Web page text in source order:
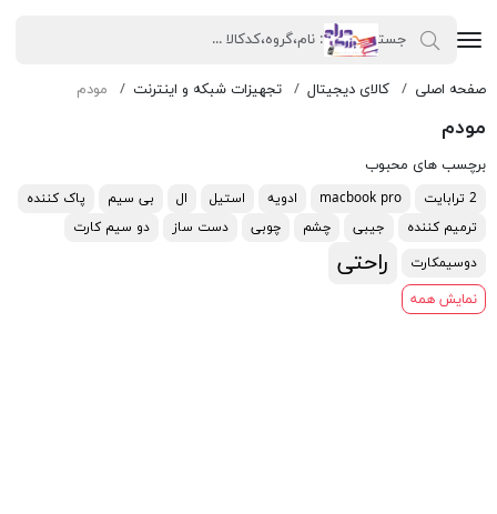
صفحه اصلی کالای دیجیتال تجهیزات شبکه و اینترنت مودم
مودم
برچسب های محبوب
2 ترابایت macbook pro ادویه استیل ال بی سیم
پاک کننده
ترمیم کننده
جیبی چشم چوبی دست ساز
دو سیم کارت
دوسیمکارت
راحتی
نمایش همه